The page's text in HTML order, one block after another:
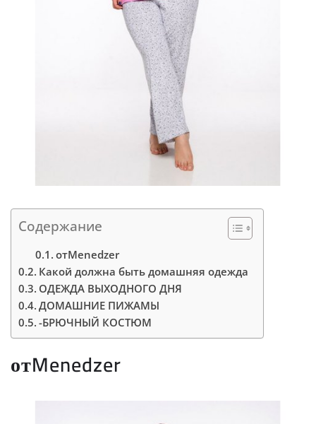
Содержание
отMenedzer
Какой должна быть домашняя одежда
ОДЕЖДА ВЫХОДНОГО ДНЯ
ДОМАШНИЕ ПИЖАМЫ
-БРЮЧНЫЙ КОСТЮМ
отMenedzer